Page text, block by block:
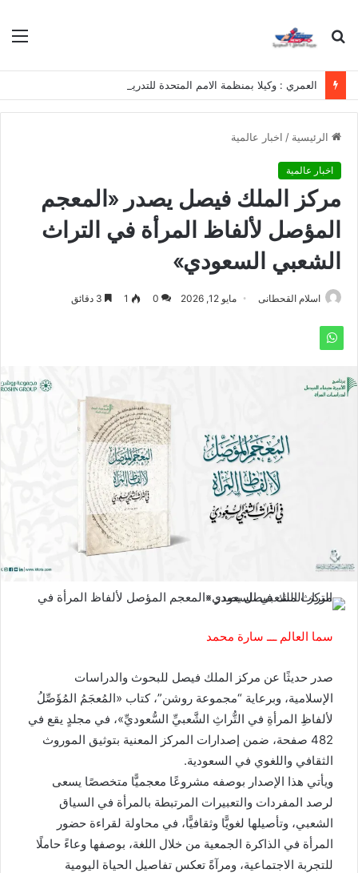
بحث
الرئيسية / اخبار عالمية
اخبار عالمية
مركز الملك فيصل يصدر «المعجم
المؤصل لألفاظ المرأة في التراث
الشعبي السعودي»
اسلام القحطانى مايو 12, 2026 0
1
سما العالم ـــ سارة محمد
صدر حديثًا عن مركز الملك فيصل للبحوث والدراسات
الإسلامية، وبرعاية “مجموعة روشن”، كتاب «المُعجَمُ المُؤَصِّلُ
لألفاظِ المرأةِ في التُّراثِ الشَّعبيِّ السُّعوديِّ»، في مجلدٍ يقع في
482 صفحة، ضمن إصدارات المركز المعنية بتوثيق الموروث
الثقافي واللغوي في السعودية.
ويأتي هذا الإصدار بوصفه مشروعًا معجميًّا متخصصًا يسعى
لرصد المفردات والتعبيرات المرتبطة بالمرأة في السياق
الشعبي، وتأصيلها لغويًّا وثقافيًّا، في محاولة لقراءة حضور
المرأة في الذاكرة الجمعية من خلال اللغة، بوصفها وعاءً حاملًا
للتجربة الاجتماعية، ومرآةً تعكس تفاصيل الحياة اليومية